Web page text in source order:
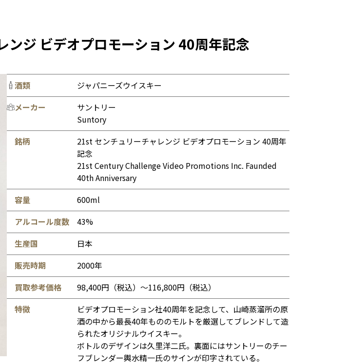
ジ ビデオプロモーション 40周年記念
酒類
ジャパニーズウイスキー
メーカー
サントリー
Suntory
銘柄
21st センチュリーチャレンジ ビデオプロモーション 40周年
記念
21st Century Challenge Video Promotions Inc. Faunded
40th Anniversary
容量
600ml
アルコール度数
43%
生産国
日本
販売時期
2000年
買取参考価格
98,400円（税込）〜116,800円（税込）
特徴
ビデオプロモーション社40周年を記念して、山崎蒸溜所の原
酒の中から最長40年もののモルトを厳選してブレンドして造
られたオリジナルウイスキー。
ボトルのデザインは久里洋二氏。裏面にはサントリーのチー
フブレンダー輿水精一氏のサインが印字されている。